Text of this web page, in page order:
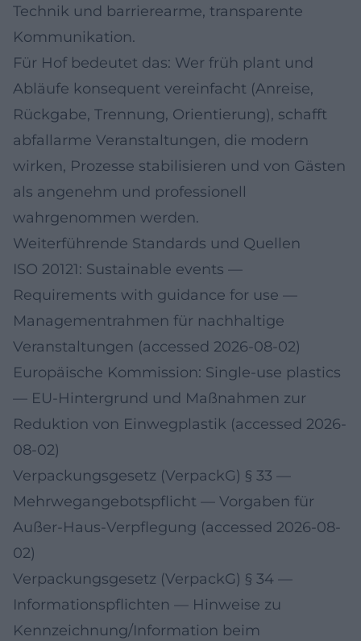
Technik und barrierearme, transparente
Kommunikation.
Für Hof bedeutet das: Wer früh plant und
Abläufe konsequent vereinfacht (Anreise,
Rückgabe, Trennung, Orientierung), schafft
abfallarme Veranstaltungen, die modern
wirken, Prozesse stabilisieren und von Gästen
als angenehm und professionell
wahrgenommen werden.
Weiterführende Standards und Quellen
ISO 20121: Sustainable events —
Requirements with guidance for use —
Managementrahmen für nachhaltige
Veranstaltungen (accessed 2026-08-02)
Europäische Kommission: Single-use plastics
— EU-Hintergrund und Maßnahmen zur
Reduktion von Einwegplastik (accessed 2026-
08-02)
Verpackungsgesetz (VerpackG) § 33 —
Mehrwegangebotspflicht — Vorgaben für
Außer-Haus-Verpflegung (accessed 2026-08-
02)
Verpackungsgesetz (VerpackG) § 34 —
Informationspflichten — Hinweise zu
Kennzeichnung/Information beim